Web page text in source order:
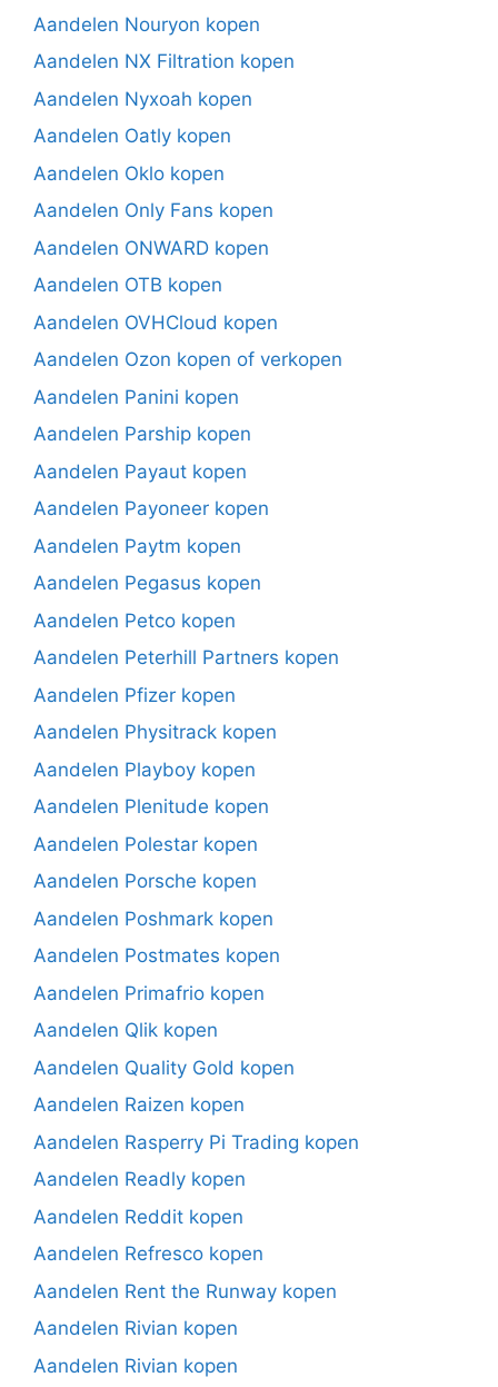
Aandelen Nouryon kopen
Aandelen NX Filtration kopen
Aandelen Nyxoah kopen
Aandelen Oatly kopen
Aandelen Oklo kopen
Aandelen Only Fans kopen
Aandelen ONWARD kopen
Aandelen OTB kopen
Aandelen OVHCloud kopen
Aandelen Ozon kopen of verkopen
Aandelen Panini kopen
Aandelen Parship kopen
Aandelen Payaut kopen
Aandelen Payoneer kopen
Aandelen Paytm kopen
Aandelen Pegasus kopen
Aandelen Petco kopen
Aandelen Peterhill Partners kopen
Aandelen Pfizer kopen
Aandelen Physitrack kopen
Aandelen Playboy kopen
Aandelen Plenitude kopen
Aandelen Polestar kopen
Aandelen Porsche kopen
Aandelen Poshmark kopen
Aandelen Postmates kopen
Aandelen Primafrio kopen
Aandelen Qlik kopen
Aandelen Quality Gold kopen
Aandelen Raizen kopen
Aandelen Rasperry Pi Trading kopen
Aandelen Readly kopen
Aandelen Reddit kopen
Aandelen Refresco kopen
Aandelen Rent the Runway kopen
Aandelen Rivian kopen
Aandelen Rivian kopen